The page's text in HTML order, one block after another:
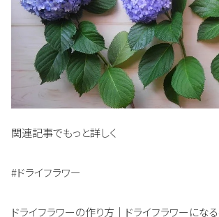
関連記事でもっと詳しく
#ドライフラワー
ドライフラワーの作り方｜ドライフラワーにな